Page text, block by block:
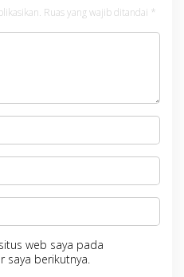
Ruas yang wajib ditandai *
web saya pada
saya berikutnya.